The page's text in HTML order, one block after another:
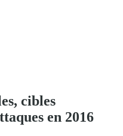
cibles
en 2016